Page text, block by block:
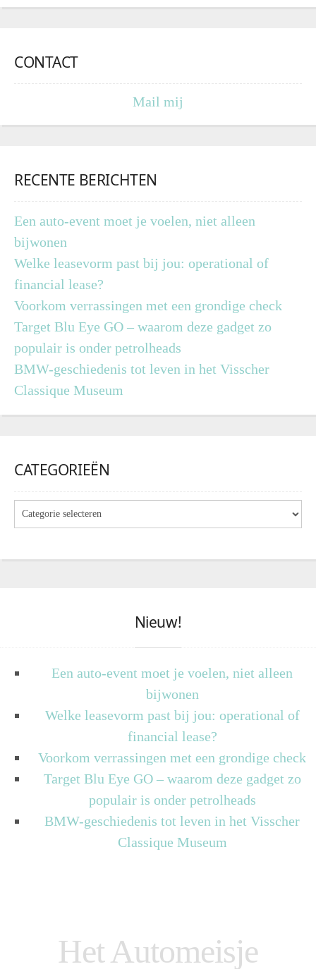
CONTACT
Mail mij
RECENTE BERICHTEN
Een auto-event moet je voelen, niet alleen
bijwonen
Welke leasevorm past bij jou: operational of
financial lease?
Voorkom verrassingen met een grondige check
Target Blu Eye GO – waarom deze gadget zo
populair is onder petrolheads
BMW-geschiedenis tot leven in het Visscher
Classique Museum
CATEGORIEËN
Nieuw!
Een auto-event moet je voelen, niet alleen
bijwonen
Welke leasevorm past bij jou: operational of
financial lease?
Voorkom verrassingen met een grondige check
Target Blu Eye GO – waarom deze gadget zo
populair is onder petrolheads
BMW-geschiedenis tot leven in het Visscher
Classique Museum
Het Automeisje